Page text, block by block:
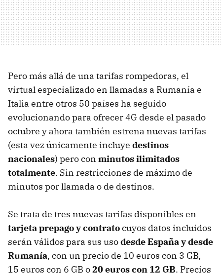
Pero más allá de una tarifas rompedoras, el
virtual especializado en llamadas a Rumanía e
Italia entre otros 50 países ha seguido
evolucionando para ofrecer 4G desde el pasado
octubre y ahora también estrena nuevas tarifas
(esta vez únicamente incluye destinos
nacionales) pero con minutos ilimitados
totalmente. Sin restricciones de máximo de
minutos por llamada o de destinos.
Se trata de tres nuevas tarifas disponibles en
tarjeta prepago y contratocuyos datos incluidos
serán válidos para sus usodesde España y desde
Rumanía, con un precio de 10 euros con 3 GB,
15 euros con 6 GB o20 euros con 12 GB. Precios